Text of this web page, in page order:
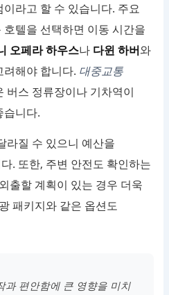
라고 할 수 있습니다. 주요
텔을 선택하면 이동 시간을
오페라 하우스나 다윈 하버와
해야 합니다. 대중교통
버스 정류장이나 기차역이
습니다.
라질 수 있으니 예산을
. 또한, 주변 안전도 확인하는
출할 계획이 있는 경우 더욱
패키지와 같은 옵션도
과 편안함에 큰 영향을 미치